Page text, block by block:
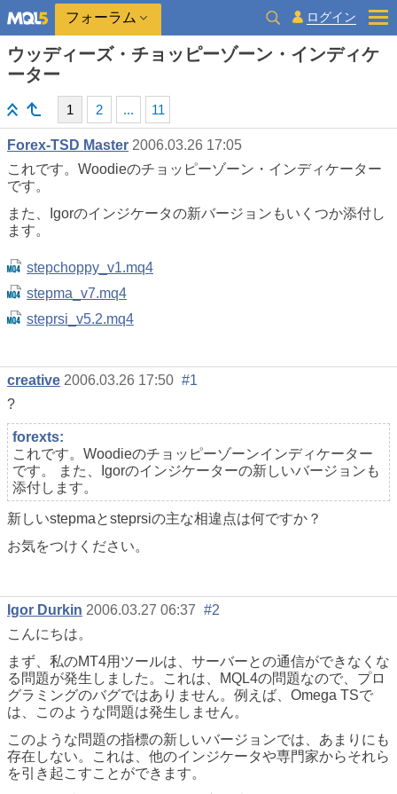
フォーラム ログイン
ウッディーズ・チョッピーゾーン・インディケ
ーター
1 2 ... 11
Forex-TSD Master 2006.03.26 17:05
これです。Woodieのチョッピーゾーン・インディケーター
です。
また、Igorのインジケータの新バージョンもいくつか添付し
ます。
stepchoppy_v1.mq4
stepma_v7.mq4
steprsi_v5.2.mq4
creative 2006.03.26 17:50 #1
?
forexts:
これです。Woodieのチョッピーゾーンインディケーター
です。 また、Igorのインジケーターの新しいバージョンも
添付します。
新しいstepmaとsteprsiの主な相違点は何ですか？
お気をつけください。
Igor Durkin 2006.03.27 06:37 #2
こんにちは。
まず、私のMT4用ツールは、サーバーとの通信ができなくな
る問題が発生しました。これは、MQL4の問題なので、プロ
グラミングのバグではありません。例えば、Omega TSで
は、このような問題は発生しません。
このような問題の指標の新しいバージョンでは、あまりにも
存在しない。これは、他のインジケータや専門家からそれら
を引き起こすことができます。